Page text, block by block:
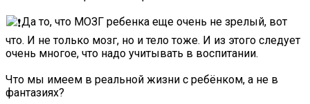
Да то, что МОЗГ ребенка еще очень не зрелый, вот
что. И не только мозг, но и тело тоже. И из этого следует
очень многое, что надо учитывать в воспитании.
Что мы имеем в реальной жизни с ребёнком, а не в
фантазиях?